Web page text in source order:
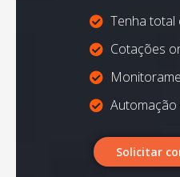
Tenha total
Cotações
Solicitar